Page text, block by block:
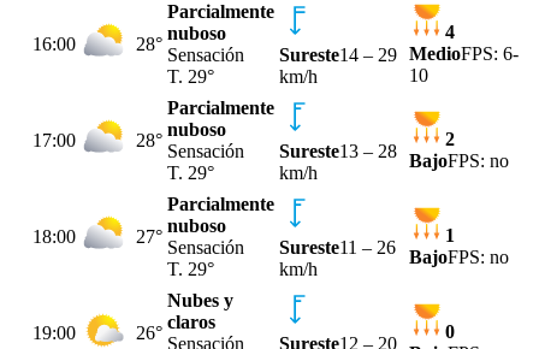
16:00 28°
Parcialmente
nuboso
Sensación
T. 29°
Sureste14 – 29
km/h
4
MedioFPS: 6-
10
17:00 28°
Parcialmente
nuboso
Sensación
T. 29°
Sureste13 – 28
km/h
2
BajoFPS: no
18:00 27°
Parcialmente
nuboso
Sensación
T. 29°
Sureste11 – 26
km/h
1
BajoFPS: no
19:00 26°
Nubes y
claros
Sensación
Sureste12 – 20
0